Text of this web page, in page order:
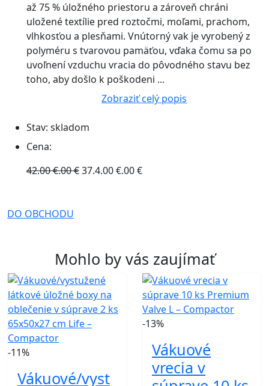
až 75 % úložného priestoru a zároveň chráni
uložené textílie pred roztočmi, moľami, prachom,
vlhkosťou a plesňami. Vnútorný vak je vyrobený z
polyméru s tvarovou pamäťou, vďaka čomu sa po
uvoľnení vzduchu vracia do pôvodného stavu bez
toho, aby došlo k poškodeni ...
Zobraziť celý popis
Stav: skladom
Cena:
42.00 €.00 €37.4.00 €.00 €
DO OBCHODU
Mohlo by vás zaujímať
-11%
Vákuové/vyst
-13%
Vákuové
vrecia v